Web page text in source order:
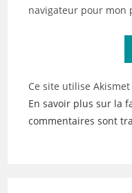
(facultatif)
navigateur pour mon
Ce site utilise
En savoir plus sur la
commentaires sont